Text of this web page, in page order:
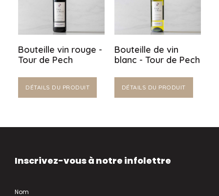
Bouteille vin rouge -
Tour de Pech
DÉTAILS DU PRODUIT
Bouteille de vin
blanc - Tour de Pech
DÉTAILS DU PRODUIT
Inscrivez-vous à notre infolettre